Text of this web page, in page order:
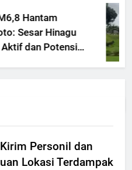
Hantam
Hinagu
dan Potensi
Personil dan
Lokasi Terdampak